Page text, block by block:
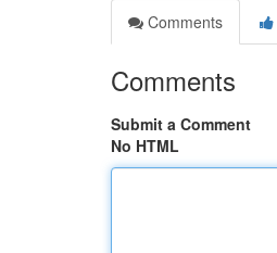
Comments
Comments
Submit a Comment
No HTML